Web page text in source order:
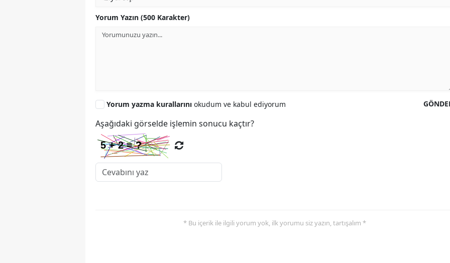
Yorum Yazın (500 Karakter)
Yorum yazma kurallarını okudum ve kabul ediyorum
Aşağıdaki görselde işlemin sonucu kaçtır?
* Bu içerik ile ilgili yorum yok, ilk yorumu siz yazın, tartışalım *